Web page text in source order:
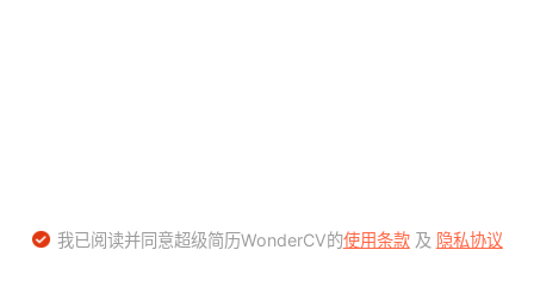
我已阅读并同意超级简历WonderCV的使用条款及 隐私协议